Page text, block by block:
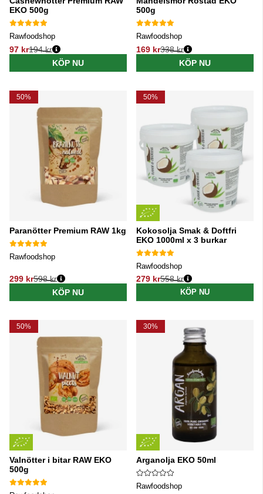
EKO 500g
Rawfoodshop
97 kr
Ordinarie pris:
194 kr
KÖP NU
500g
Rawfoodshop
169 kr
Ordinarie pris:
338 kr
KÖP NU
50%
Paranötter Premium RAW 1kg
Rawfoodshop
299 kr
Ordinarie pris:
598 kr
KÖP NU
50%
Kokosolja Smak & Doftfri
EKO 1000ml x 3 burkar
Rawfoodshop
279 kr
Ordinarie pris:
558 kr
KÖP NU
50%
Valnötter i bitar RAW EKO
500g
30%
Arganolja EKO 50ml
Rawfoodshop